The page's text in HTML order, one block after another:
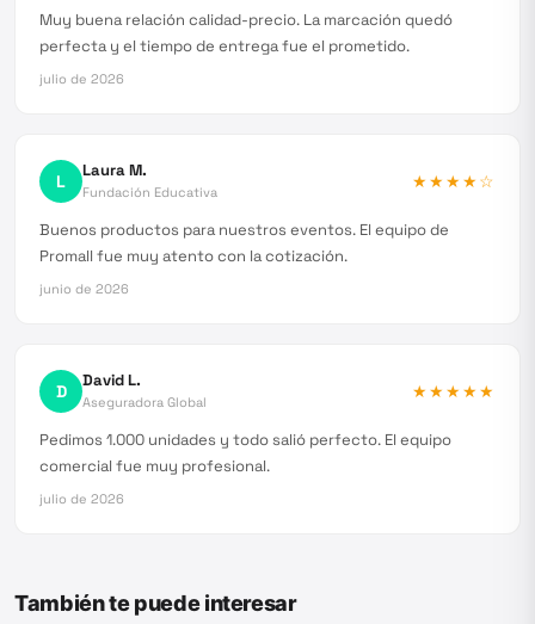
Muy buena relación calidad-precio. La marcación quedó
perfecta y el tiempo de entrega fue el prometido.
julio de 2026
L Laura M.
Fundación Educativa
★★★★☆
Buenos productos para nuestros eventos. El equipo de
Promall fue muy atento con la cotización.
junio de 2026
D David L.
Aseguradora Global
★★★★★
Pedimos 1.000 unidades y todo salió perfecto. El equipo
comercial fue muy profesional.
julio de 2026
También te puede interesar